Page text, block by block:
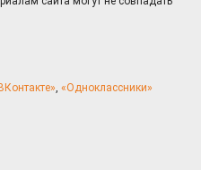
, «Одноклассники»